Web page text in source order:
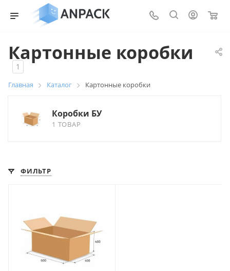
0
Картонные коробки
1
Главная Каталог Картонные коробки
Коробки БУ
1 ТОВАР
ФИЛЬТР